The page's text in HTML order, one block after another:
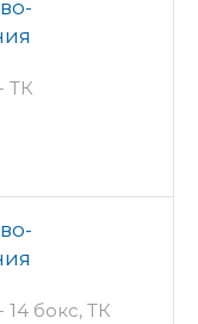
ТК
14 бокс, ТК